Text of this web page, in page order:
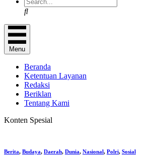
Search
Menu
Beranda
Ketentuan Layanan
Redaksi
Beriklan
Tentang Kami
Konten Spesial
Berita, Budaya, Daerah, Dunia, Nasional, Polri, Sosial